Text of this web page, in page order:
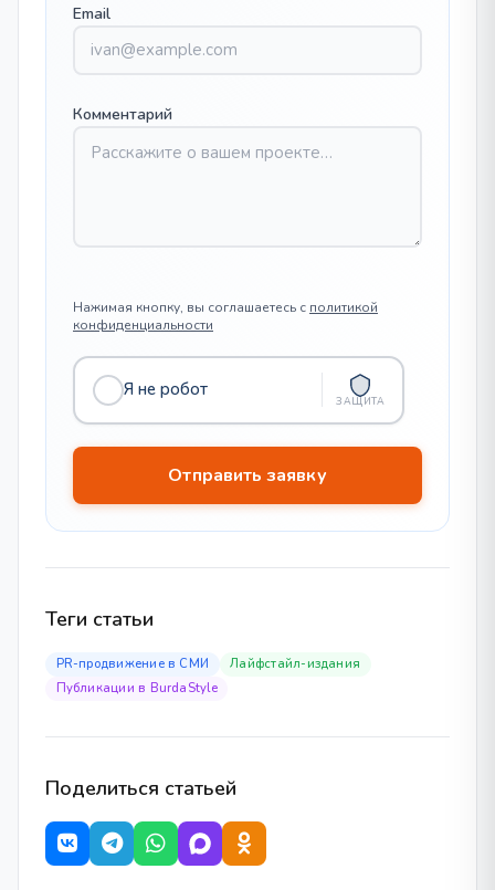
Email
Комментарий
Нажимая кнопку, вы соглашаетесь с политикой
конфиденциальности
Я не робот
ЗАЩИТА
Теги статьи
PR-продвижение в СМИ
Лайфстайл-издания
Публикации в BurdaStyle
Поделиться статьей